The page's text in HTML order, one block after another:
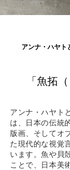
アンナ・ハヤト
「魚拓
アンナ・ハヤト
は、日本の伝統
版画、そしてオ
た現代的な視覚
います。魚や貝
ことで、日本美